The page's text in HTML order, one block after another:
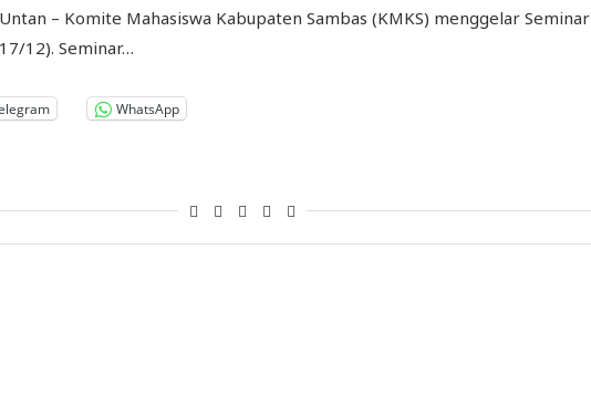
– Komite Mahasiswa Kabupaten Sambas (KMKS) menggelar Seminar
12). Seminar…
WhatsApp